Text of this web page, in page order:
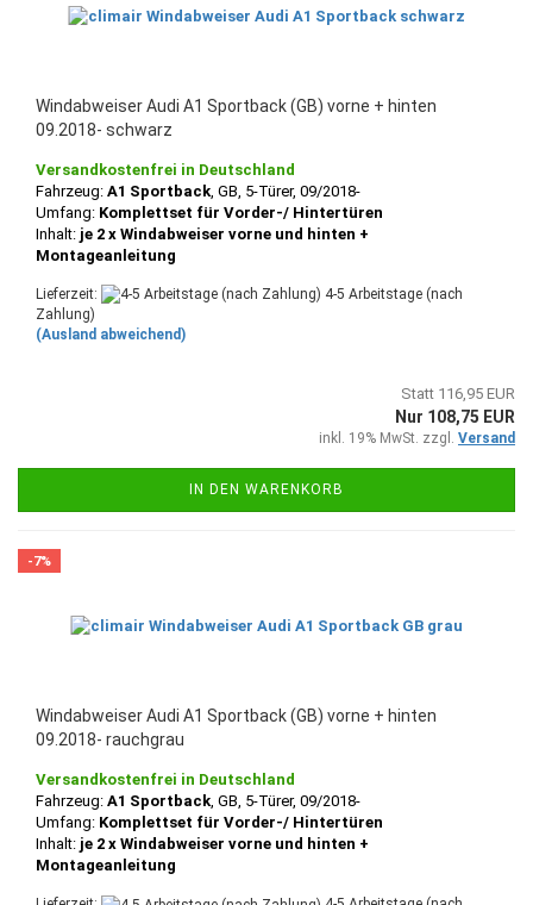
Windabweiser Audi A1 Sportback (GB) vorne + hinten
09.2018- schwarz
Versandkostenfrei in Deutschland
Fahrzeug: A1 Sportback , GB, 5-Türer, 09/2018-
Umfang: Komplettset für Vorder-/ Hintertüren
Inhalt: je 2 x Windabweiser vorne und hinten +
Montageanleitung
Lieferzeit:
4-5 Arbeitstage (nach
Zahlung)
(Ausland abweichend)
Statt 116,95 EUR
Nur 108,75 EUR
inkl. 19% MwSt. zzgl. Versand
IN DEN WARENKORB
-7%
Windabweiser Audi A1 Sportback (GB) vorne + hinten
09.2018- rauchgrau
Versandkostenfrei in Deutschland
Fahrzeug: A1 Sportback, GB, 5-Türer, 09/2018-
Umfang: Komplettset für Vorder-/ Hintertüren
Inhalt: je 2 x Windabweiser vorne und hinten +
Montageanleitung